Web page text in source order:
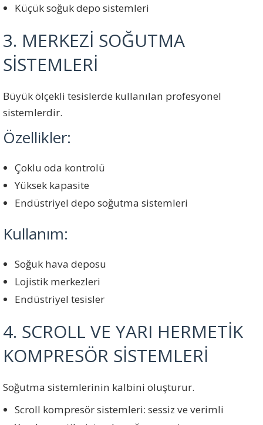
Küçük soğuk depo sistemleri
3. MERKEZİ SOĞUTMA
SİSTEMLERİ
Büyük ölçekli tesislerde kullanılan profesyonel
sistemlerdir.
Özellikler:
Çoklu oda kontrolü
Yüksek kapasite
Endüstriyel depo soğutma sistemleri
Kullanım:
Soğuk hava deposu
Lojistik merkezleri
Endüstriyel tesisler
4. SCROLL VE YARI HERMETİK
KOMPRESÖR SİSTEMLERİ
Soğutma sistemlerinin kalbini oluşturur.
Scroll kompresör sistemleri: sessiz ve verimli